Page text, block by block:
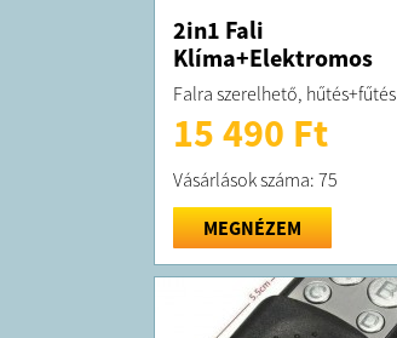
2in1 Fali
Klíma+Elektromos
Fűtőtest
Falra szerelhető, hűtés+fűtés
15 490 Ft
Vásárlások száma: 75
MEGNÉZEM